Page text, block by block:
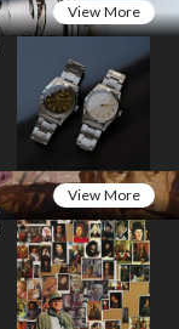
View More
View More